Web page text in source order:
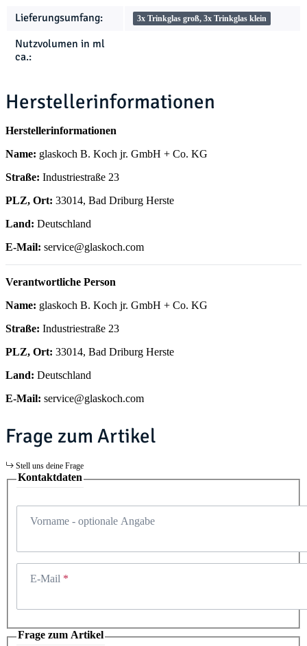
Lieferungsumfang: 3x Trinkglas groß, 3x Trinkglas klein
Nutzvolumen in ml
ca.:
Herstellerinformationen
Herstellerinformationen
Name: glaskoch B. Koch jr. GmbH + Co. KG
Straße: Industriestraße 23
PLZ, Ort: 33014, Bad Driburg Herste
Land: Deutschland
E-Mail: service@glaskoch.com
Verantwortliche Person
Name: glaskoch B. Koch jr. GmbH + Co. KG
Straße: Industriestraße 23
PLZ, Ort: 33014, Bad Driburg Herste
Land: Deutschland
E-Mail: service@glaskoch.com
Frage zum Artikel
Stell uns deine Frage
Kontaktdaten
Vorname - optionale Angabe
E-Mail
Frage zum Artikel